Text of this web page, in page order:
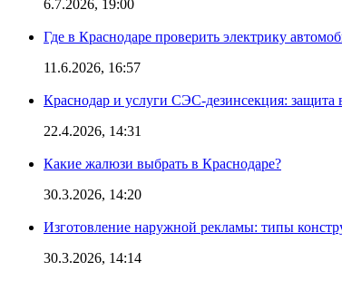
6.7.2026, 19:00
Где в Краснодаре проверить электрику
11.6.2026, 16:57
Краснодар и услуги СЭС-дезинсекция: защита
22.4.2026, 14:31
Какие жалюзи выбрать в Краснодаре?
30.3.2026, 14:20
Изготовление наружной рекламы: типы
30.3.2026, 14:14